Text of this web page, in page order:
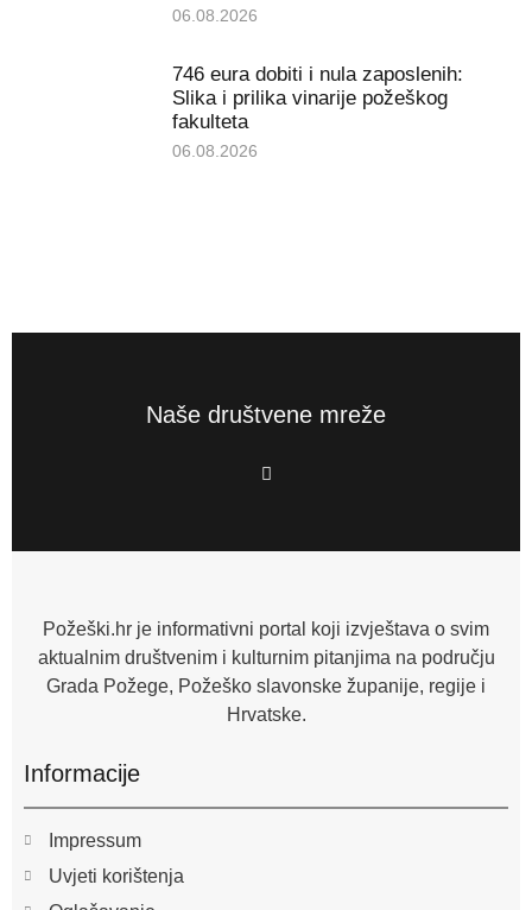
06.08.2026
746 eura dobiti i nula zaposlenih:
Slika i prilika vinarije požeškog
fakulteta
06.08.2026
Naše društvene mreže
F
a
o
f
Požeški.hr je informativni portal koji izvještava o svim
aktualnim društvenim i kulturnim pitanjima na području
Grada Požege, Požeško slavonske županije, regije i
Hrvatske.
Informacije
Impressum
Uvjeti korištenja